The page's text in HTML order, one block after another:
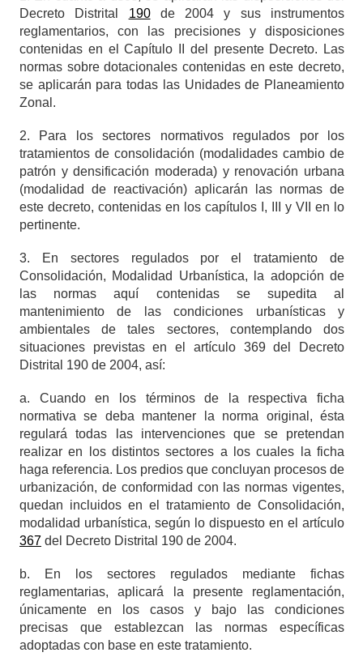
Decreto Distrital 190de 2004 y sus instrumentos
reglamentarios, con las precisiones y disposiciones
contenidas en el Capítulo II del presente Decreto. Las
normas sobre dotacionales contenidas en este decreto,
se aplicarán para todas las Unidades de Planeamiento
Zonal.
2. Para los sectores normativos regulados por los
tratamientos de consolidación (modalidades cambio de
patrón y densificación moderada) y renovación urbana
(modalidad de reactivación) aplicarán las normas de
este decreto, contenidas en los capítulos I, III y VII en lo
pertinente.
3. En sectores regulados por el tratamiento de
Consolidación, Modalidad Urbanística, la adopción de
las normas aquí contenidas se supedita al
mantenimiento de las condiciones urbanísticas y
ambientales de tales sectores, contemplando dos
situaciones previstas en el artículo 369 del Decreto
Distrital 190 de 2004, así:
a. Cuando en los términos de la respectiva ficha
normativa se deba mantener la norma original, ésta
regulará todas las intervenciones que se pretendan
realizar en los distintos sectores a los cuales la ficha
haga referencia. Los predios que concluyan procesos de
urbanización, de conformidad con las normas vigentes,
quedan incluidos en el tratamiento de Consolidación,
modalidad urbanística, según lo dispuesto en el artículo
367 del Decreto Distrital 190 de 2004.
b. En los sectores regulados mediante fichas
reglamentarias, aplicará la presente reglamentación,
únicamente en los casos y bajo las condiciones
precisas que establezcan las normas específicas
adoptadas con base en este tratamiento.